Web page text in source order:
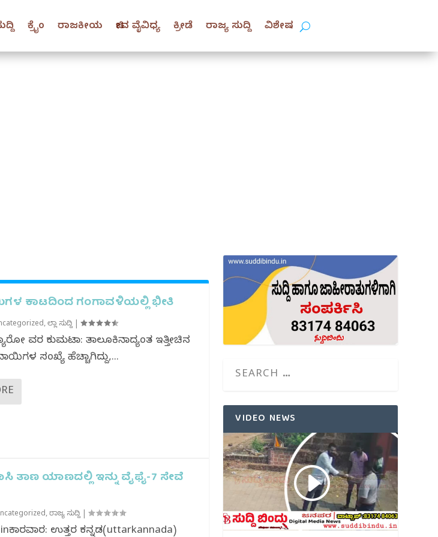
ಕ್ರೈಂ ರಾಜಕೀಯ ಜೀವ ವೈವಿಧ್ಯ ಕ್ರೀಡೆ ರಾಜ್ಯ ಸುದ್ದಿ ವಿಶೇಷ
ಕಾಟದಿಂದ ಗಂಗಾವಳಿಯಲ್ಲಿ ಭೀತಿ
,ಜಿಲ್ಲಾ ಸುದ್ದಿ|
ವರದಿ ಕುಮಟಾ: ತಾಲೂಕಿನಾದ್ಯಂತ ಇತ್ತೀಚಿನ
ನಾಯಿಗಳ ಸಂಖ್ಯೆ ಹೆಚ್ಚಾಗಿದ್ದು,...
ತಾಣ ಯಾಣದಲ್ಲಿ ಇನ್ನು ವೈಫೈ-7 ಸೇವೆ
,ರಾಜ್ಯ ಸುದ್ದಿ|
ಉತ್ತರ ಕನ್ನಡ(uttarkannada)
VIDEO NEWS